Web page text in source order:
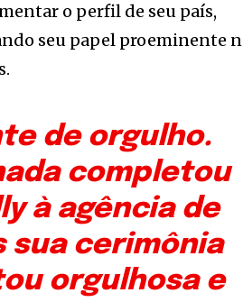
o perfil de seu país,
seu papel proeminente
de orgulho.
completou
à agência de
sua cerimônia
orgulhosa e